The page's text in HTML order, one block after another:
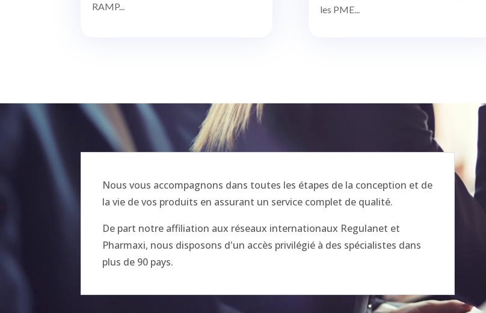
RAMP...
les PME...
Nous vous accompagnons dans toutes les étapes de la conception et de
la vie de vos produits en assurant un service complet de qualité.
De part notre affiliation aux réseaux internationaux Regulanet et
Pharmaxi, nous disposons d'un accès privilégié à des spécialistes dans
plus de 90 pays.